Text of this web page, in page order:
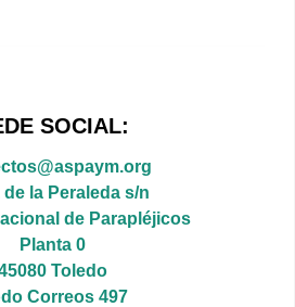
SOCIAL:
de la Peraleda s/n
de Parapléjicos
Planta 0
Toledo
Correos 497